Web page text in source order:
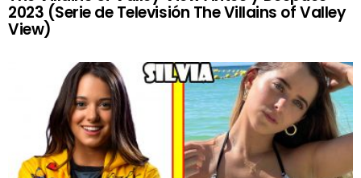
2023 (Serie de Televisión The Villains of Valley
View)